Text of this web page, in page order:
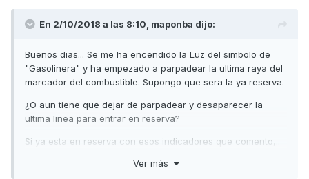
En 2/10/2018 a las 8:10, maponba dijo:
Buenos dias... Se me ha encendido la Luz del simbolo de
"Gasolinera" y ha empezado a parpadear la ultima raya del
marcador del combustible. Supongo que sera la ya reserva.
¿O aun tiene que dejar de parpadear y desaparecer la
ultima linea para entrar en reserva?
Si ya esta en reserva con esos indicadores que comento,..
Ver más